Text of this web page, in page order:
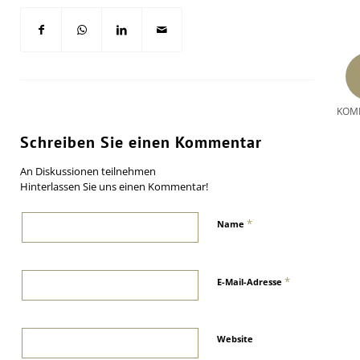
Schreiben Sie einen Kommentar
An Diskussionen teilnehmen
Hinterlassen Sie uns einen Kommentar!
Name *
E-Mail-Adresse *
Website